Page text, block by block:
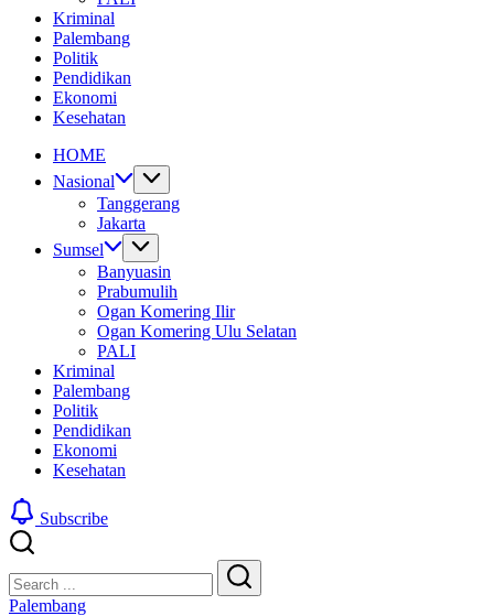
Kriminal
Palembang
Politik
Pendidikan
Ekonomi
Kesehatan
HOME
Nasional
Tanggerang
Jakarta
Sumsel
Banyuasin
Prabumulih
Ogan Komering Ilir
Ogan Komering Ulu Selatan
PALI
Kriminal
Palembang
Politik
Pendidikan
Ekonomi
Kesehatan
Subscribe
Search
Search
Palembang